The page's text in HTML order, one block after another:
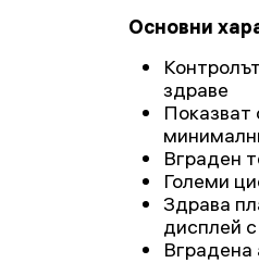
Основни
здраве
Показват
Вграден
Големи
Здрава
дисплей
Вградена